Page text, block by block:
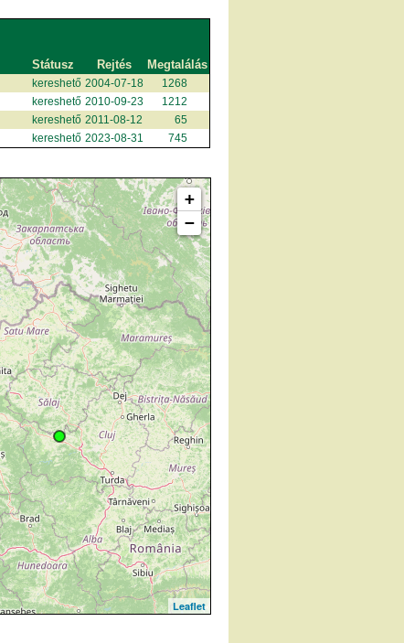
Státusz Rejtés Megtalálás
kereshető 2004-07-18
1268
kereshető 2010-09-23
1212
kereshető 2011-08-12
65
kereshető 2023-08-31 745
+
−
Leaflet